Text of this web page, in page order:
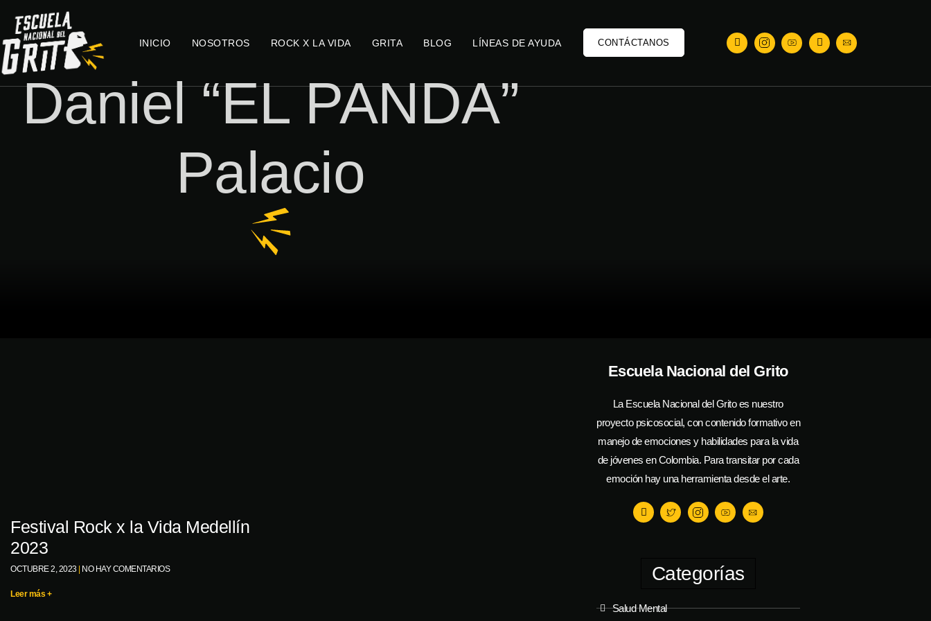
INICIO NOSOTROS ROCK X LA VIDA GRITA BLOG LÍNEAS DE AYUDA CONTÁCTANOS
Daniel “EL PANDA”
Palacio
Festival Rock x la Vida Medellín
2023
OCTUBRE 2, 2023 NO HAY COMENTARIOS
Leer más +
Escuela Nacional del Grito
La Escuela Nacional del Grito es nuestro
proyecto psicosocial, con contenido formativo en
manejo de emociones y habilidades para la vida
de jóvenes en Colombia. Para transitar por cada
emoción hay una herramienta desde el arte.
Categorías
Salud Mental